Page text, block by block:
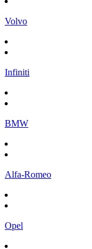
Volvo
Infiniti
BMW
Alfa-Romeo
Opel